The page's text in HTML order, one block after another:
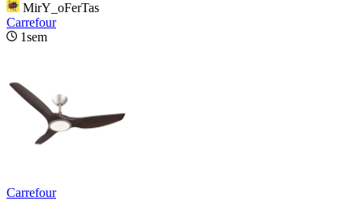
MirY_oFerTas
Carrefour
1sem
Carrefour